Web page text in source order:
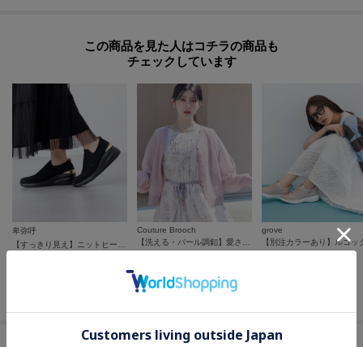
ラシが便利です）で表面のホコリや泥を落とします。柔らかい綿布を用い
て、靴クリーナーで汚れを落とします。クリームは全体へ伸ばし、余分なクリ
撥水効果は永久ではありません。使用頻度や経年によって撥水性能の低下が
感じられた際は、防水スプレーをかけて乾かしてください(30秒程度)。かけ
すぎや、至近距離からのスプレーは変色、変質の原因となる場合があります
のでご注意ください。
この商品を見た人はコチラの商品も
チェックしています
卑弥呼
Couture Brooch
grove